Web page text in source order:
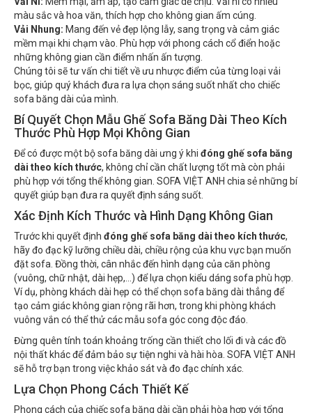
màu sắc và hoa văn, thích hợp cho không gian ấm cúng.
Vải Nhung: Mang đến vẻ đẹp lộng lẫy, sang trọng và cảm giác
mềm mại khi chạm vào. Phù hợp với phong cách cổ điển hoặc
những không gian cần điểm nhấn ấn tượng.
Chúng tôi sẽ tư vấn chi tiết về ưu nhược điểm của từng loại vải
bọc, giúp quý khách đưa ra lựa chọn sáng suốt nhất cho chiếc
sofa băng dài của mình.
Bí Quyết Chọn Mẫu Ghế Sofa Băng Dài Theo Kích
Thước Phù Hợp Mọi Không Gian
Để có được một bộ sofa băng dài ưng ý khi đóng ghế sofa băng
dài theo kích thước, không chỉ cần chất lượng tốt mà còn phải
phù hợp với tổng thể không gian. SOFA VIỆT ANH chia sẻ những bí
quyết giúp bạn đưa ra quyết định sáng suốt.
Xác Định Kích Thước và Hình Dạng Không Gian
Trước khi quyết định đóng ghế sofa băng dài theo kích thước,
hãy đo đạc kỹ lưỡng chiều dài, chiều rộng của khu vực bạn muốn
đặt sofa. Đồng thời, cân nhắc đến hình dạng của căn phòng
(vuông, chữ nhật, dài hẹp,...) để lựa chọn kiểu dáng sofa phù hợp.
Ví dụ, phòng khách dài hẹp có thể chọn sofa băng dài thẳng để
tạo cảm giác không gian rộng rãi hơn, trong khi phòng khách
vuông vắn có thể thử các mẫu sofa góc cong độc đáo.
Đừng quên tính toán khoảng trống cần thiết cho lối đi và các đồ
nội thất khác để đảm bảo sự tiện nghi và hài hòa. SOFA VIỆT ANH
sẽ hỗ trợ bạn trong việc khảo sát và đo đạc chính xác.
Lựa Chọn Phong Cách Thiết Kế
Phong cách của chiếc sofa băng dài cần phải hòa hợp với tổng